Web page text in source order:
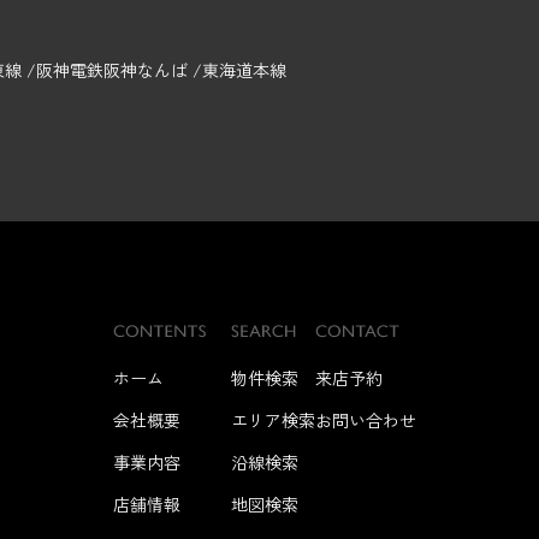
線 阪神電鉄阪神なんば 東海道本線
ホーム
会社概要
事業内容
店舗情報
物件検索
エリア検索
沿線検索
地図検索
来店予約
お問い合わせ